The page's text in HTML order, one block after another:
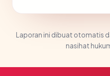
Laporan ini dibuat otomatis
nasihat